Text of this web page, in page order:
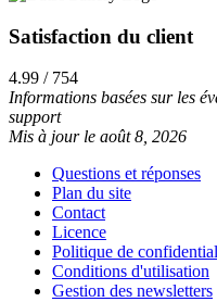
Satisfaction du client
4.99 / 754
Informations basées sur les
support
Mis à jour le août 8, 2026
Questions et réponses
Plan du site
Contact
Licence
Politique de
Conditions d'utilisation
Gestion des newsletters